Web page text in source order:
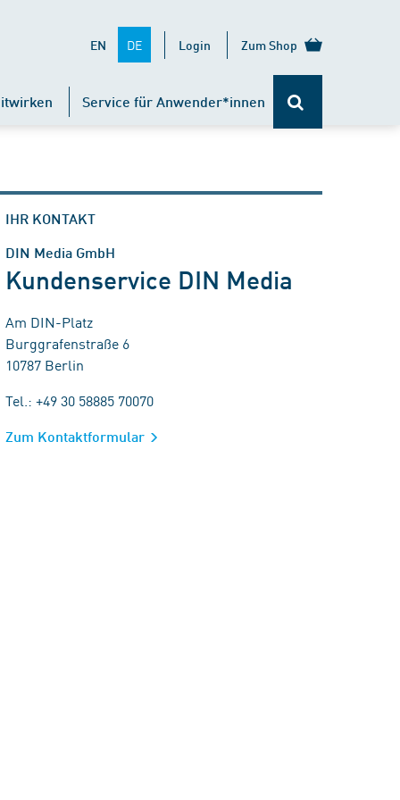
EN DE Login Zum Shop
Service für Anwender*innen
IHR KONTAKT
DIN Media GmbH
Kundenservice DIN Media
Am DIN-Platz
Burggrafenstraße 6
10787 Berlin
Tel.: +49 30 58885 70070
Zum Kontaktformular